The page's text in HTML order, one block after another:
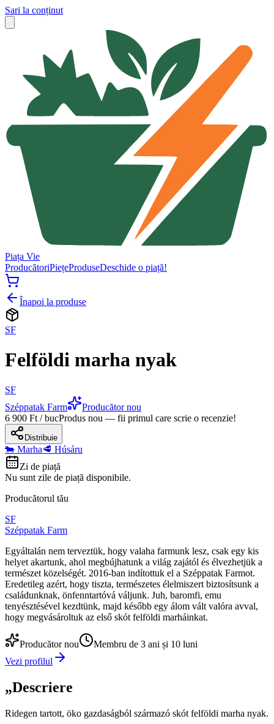
Sari la conținut
Piața Vie
ProducătoriPiețeProduseDeschide o piață!
Înapoi la produse
SF
Felföldi marha nyak
SF
Széppatak Farm
Producător nou
6 900 Ft / bucProdus nou — fii primul care scrie o recenzie!
Distribuie
🐄 Marha🥩 Húsáru
Zi de piață
Nu sunt zile de piață disponibile.
Producătorul tău
SF
Széppatak Farm
Egyáltalán nem terveztük, hogy valaha farmunk lesz, csak egy kis
helyet akartunk, ahol megbújhatunk a világ zajától és élvezhetjük a
természet közelségét. 2016-ban indítottuk el a Széppatak Farmot.
Eredetileg azért, hogy tiszta, természetes élelmiszert biztosítsunk a
családunknak, önfenntartóvá váljunk. Juh, baromfi, emu
tenyésztésével kezdtünk, majd később egy álom vált valóra avval,
hogy megvásároltuk az első skót felföldi marháinkat.
Producător nou
Membru de 3 ani și 10 luni
Vezi profilul
„Descriere
Ridegen tartott, öko gazdaságból származó skót felföldi marha nyak.